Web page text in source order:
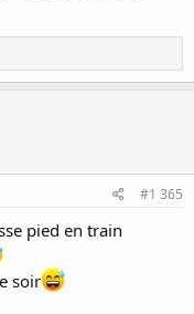
#1 365
pied en train
soir